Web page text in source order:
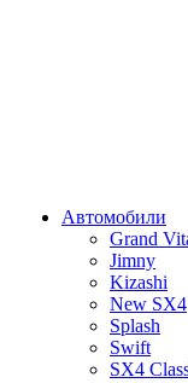
Автомобили
Grand
Jimny
Kizashi
New SX4
Splash
Swift
SX4